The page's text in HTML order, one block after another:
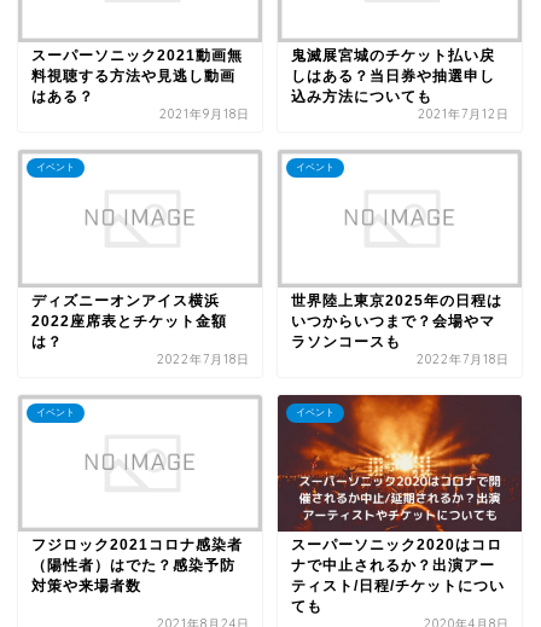
スーパーソニック2021動画無
料視聴する方法や見逃し動画
はある？
2021年9月18日
鬼滅展宮城のチケット払い戻
しはある？当日券や抽選申し
込み方法についても
2021年7月12日
イベント
ディズニーオンアイス横浜
2022座席表とチケット金額
は？
2022年7月18日
イベント
世界陸上東京2025年の日程は
いつからいつまで？会場やマ
ラソンコースも
2022年7月18日
イベント
フジロック2021コロナ感染者
（陽性者）はでた？感染予防
対策や来場者数
イベント
スーパーソニック2020はコロ
ナで中止されるか？出演アー
ティスト/日程/チケットについ
ても